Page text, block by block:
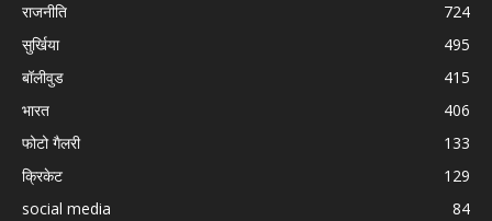
राजनीति
724
सुर्खिया
495
बॉलीवुड
415
भारत
406
फोटो गैलरी
133
क्रिकेट
129
social media
84